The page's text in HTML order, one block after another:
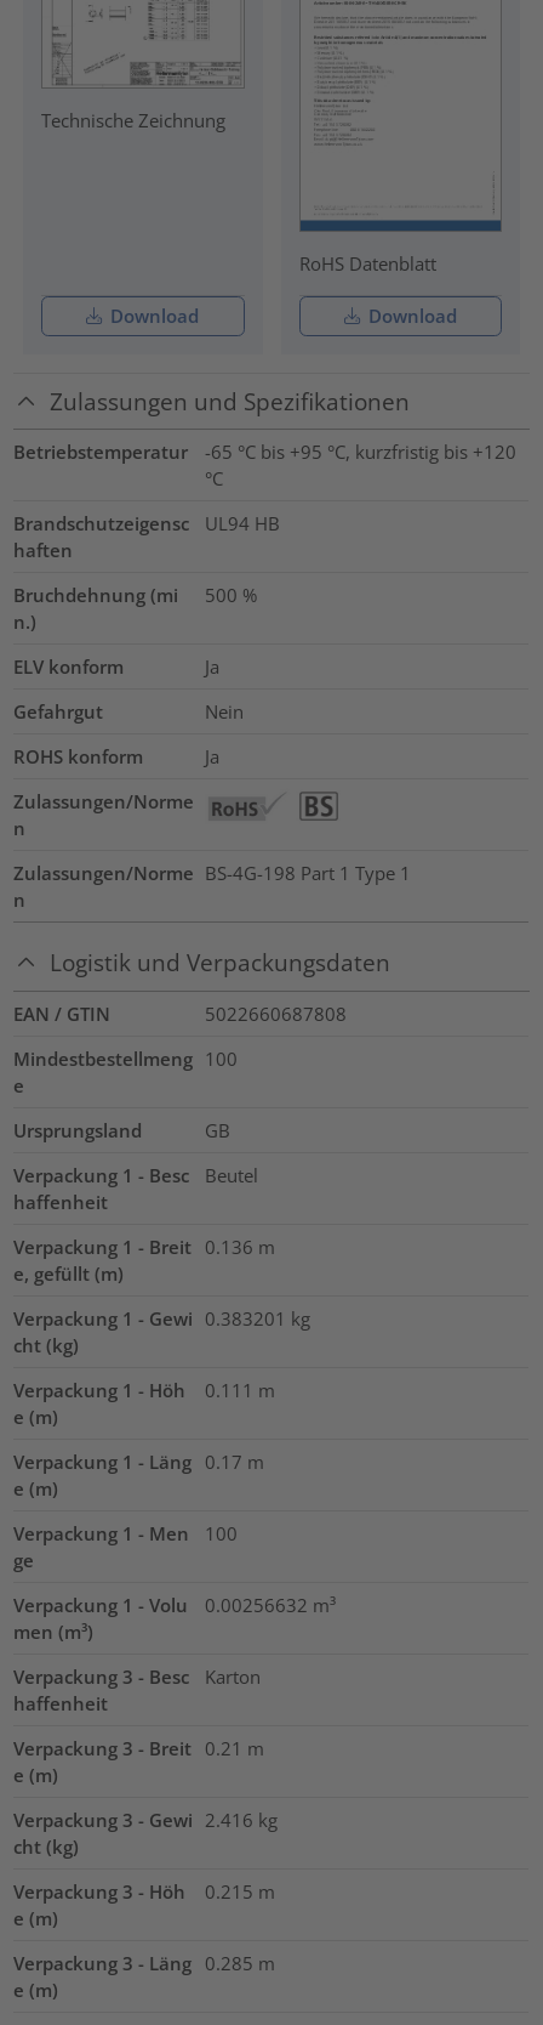
Technische Zeichnung
Download
RoHS Datenblatt
Download
Zulassungen und Spezifikationen
Betriebstemperatur
-65 °C bis +95 °C, kurzfristig bis +120
°C
Brandschutzeigensc
haften
UL94 HB
Bruchdehnung (mi
n.)
500 %
ELV konform
Ja
Gefahrgut
Nein
ROHS konform
Ja
Zulassungen/Norme
n
Zulassungen/Norme
n
BS-4G-198 Part 1 Type 1
Logistik und Verpackungsdaten
EAN / GTIN
5022660687808
Mindestbestellmeng
e
100
Ursprungsland
GB
Verpackung 1 - Besc
haffenheit
Beutel
Verpackung 1 - Breit
e, gefüllt (m)
0.136 m
Verpackung 1 - Gewi
cht (kg)
0.383201 kg
Verpackung 1 - Höh
e (m)
0.111 m
Verpackung 1 - Läng
e (m)
0.17 m
Verpackung 1 - Men
ge
100
Verpackung 1 - Volu
men (m³)
0.00256632 m³
Verpackung 3 - Besc
haffenheit
Karton
Verpackung 3 - Breit
e (m)
0.21 m
Verpackung 3 - Gewi
cht (kg)
2.416 kg
Verpackung 3 - Höh
e (m)
0.215 m
Verpackung 3 - Läng
e (m)
0.285 m